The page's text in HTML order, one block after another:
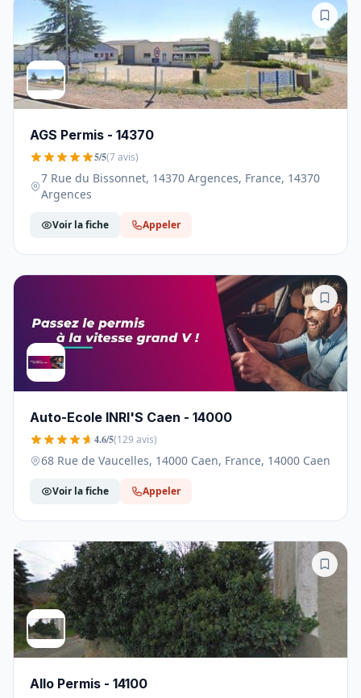
AGS Permis - 14370
5/5(7 avis)
7 Rue du Bissonnet, 14370 Argences, France, 14370
Argences
Voir la fiche Appeler
Auto-Ecole INRI'S Caen - 14000
4.6/5(129 avis)
68 Rue de Vaucelles, 14000 Caen, France, 14000 Caen
Voir la fiche Appeler
Allo Permis - 14100